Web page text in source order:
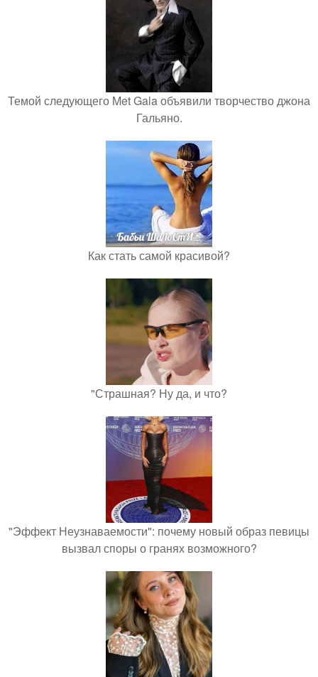
Темой следующего Met Gala объявили творчество джона
Гальяно.
Как стать самой красивой?
"Страшная? Ну да, и что?
"Эффект Неузнаваемости": почему новый образ певицы
вызвал споры о гранях возможного?